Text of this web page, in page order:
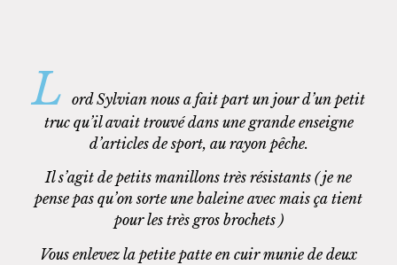
L ord Sylvian nous a fait part un jour d’un petit
truc qu’il avait trouvé dans une grande enseigne
d’articles de sport, au rayon pêche.
Il s’agit de petits manillons très résistants ( je ne
pense pas qu’on sorte une baleine avec mais ça tient
pour les très gros brochets )
Vous enlevez la petite patte en cuir munie de deux